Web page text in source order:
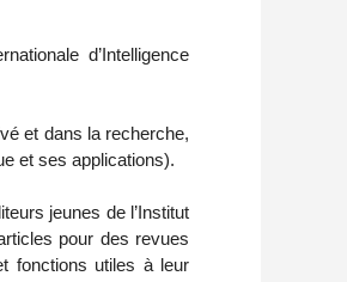
d’Intelligence
et dans la recherche,
et ses applications).
jeunes de l’Institut
pour des revues
fonctions utiles à leur